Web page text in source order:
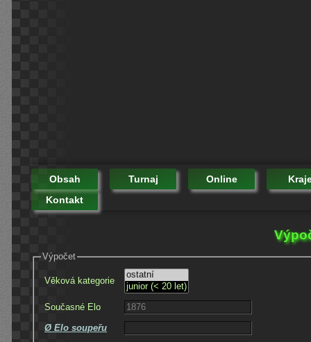
Obsah Turnaj Online
Kontakt
Výpočet
Věková kategorie
Současné Elo
Ø Elo soupeřu